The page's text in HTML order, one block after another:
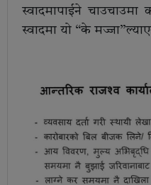
स्वादमापाईने चाउचाउमा
स्वादमा यो “के